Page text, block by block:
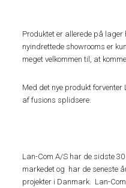
Produktet er allerede på lager
nyindrettede showrooms er
meget velkommen til, at
Med det nye produkt
af fusions splidsere.
Lan-Com A/S har de sidste
markedet og har de seneste
projekter i Danmark. Lan-